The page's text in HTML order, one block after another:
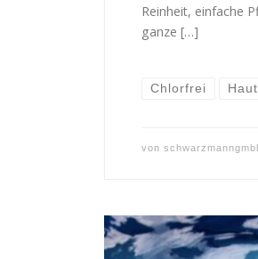
Reinheit, einfache
ganze […]
Chlorfrei
von